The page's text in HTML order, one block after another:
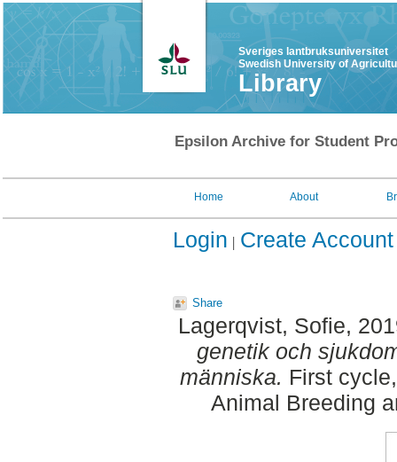
Sveriges lantbruksuniversitet
Swedish University of
Library
Epsilon Archive for Student
Home About
Login Create Account
Share
Lagerqvist, Sofie,
genetik och
människa. First
Animal Breeding